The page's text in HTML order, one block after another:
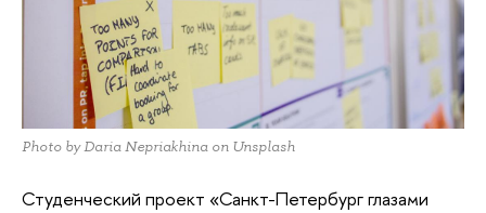
Photo by Daria Nepriakhina on Unsplash
Студенческий проект «Санкт-Петербург глазами